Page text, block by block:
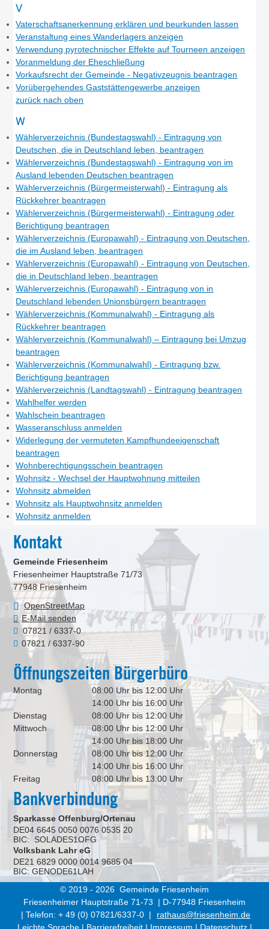
V
Vaterschaftsanerkennung erklären und beurkunden lassen
Veranstaltung eines Wanderlagers anzeigen
Verwendung pyrotechnischer Effekte auf Tourneen anzeigen
Voranmeldung der Eheschließung
Vorkaufsrecht der Gemeinde - Negativzeugnis beantragen
Vorübergehendes Gaststättengewerbe anzeigen
zurück nach oben
W
Wählerverzeichnis (Bundestagswahl) - Eintragung von
Deutschen, die in Deutschland leben, beantragen
Wählerverzeichnis (Bundestagswahl) - Eintragung von im
Ausland lebenden Deutschen beantragen
Wählerverzeichnis (Bürgermeisterwahl) - Eintragung als
Rückkehrer beantragen
Wählerverzeichnis (Bürgermeisterwahl) - Eintragung oder
Berichtigung beantragen
Wählerverzeichnis (Europawahl) - Eintragung von Deutschen,
die im Ausland leben, beantragen
Wählerverzeichnis (Europawahl) - Eintragung von Deutschen,
die in Deutschland leben, beantragen
Wählerverzeichnis (Europawahl) - Eintragung von in
Deutschland lebenden Unionsbürgern beantragen
Wählerverzeichnis (Kommunalwahl) - Eintragung als
Rückkehrer beantragen
Wählerverzeichnis (Kommunalwahl) – Eintragung bei Umzug
beantragen
Wählerverzeichnis (Kommunalwahl) - Eintragung bzw.
Berichtigung beantragen
Wählerverzeichnis (Landtagswahl) - Eintragung beantragen
Wahlhelfer werden
Wahlschein beantragen
Wasseranschluss anmelden
Widerlegung der vermuteten Kampfhundeeigenschaft
beantragen
Wohnberechtigungsschein beantragen
Wohnsitz - Wechsel der Hauptwohnung mitteilen
Wohnsitz abmelden
Wohnsitz als Hauptwohnsitz anmelden
Wohnsitz anmelden
Kontakt
Gemeinde Friesenheim
Friesenheimer Hauptstraße 71/73
77948 Friesenheim
OpenStreetMap
E-Mail senden
07821 / 6337-0
07821 / 6337-90
Öffnungszeiten Bürgerbüro
Montag
08:00 Uhr bis 12:00 Uhr
14:00 Uhr bis 16:00 Uhr
Dienstag
08:00 Uhr bis 12:00 Uhr
Mittwoch
08:00 Uhr bis 12:00 Uhr
14:00 Uhr bis 18:00 Uhr
Donnerstag
08:00 Uhr bis 12:00 Uhr
14:00 Uhr bis 16:00 Uhr
Freitag
08:00 Uhr bis 13:00 Uhr
Bankverbindung
Sparkasse Offenburg/Ortenau
DE04 6645 0050 0076 0535 20
BIC: SOLADES1OFG
Volksbank Lahr eG
DE21 6829 0000 0014 9685 04
BIC: GENODE61LAH
© 2019 - 2026 Gemeinde Friesenheim
Friesenheimer Hauptstraße 71-73 | D-77948 Friesenheim
| Telefon: + 49 (0) 07821/6337-0 |
rathaus@friesenheim.de